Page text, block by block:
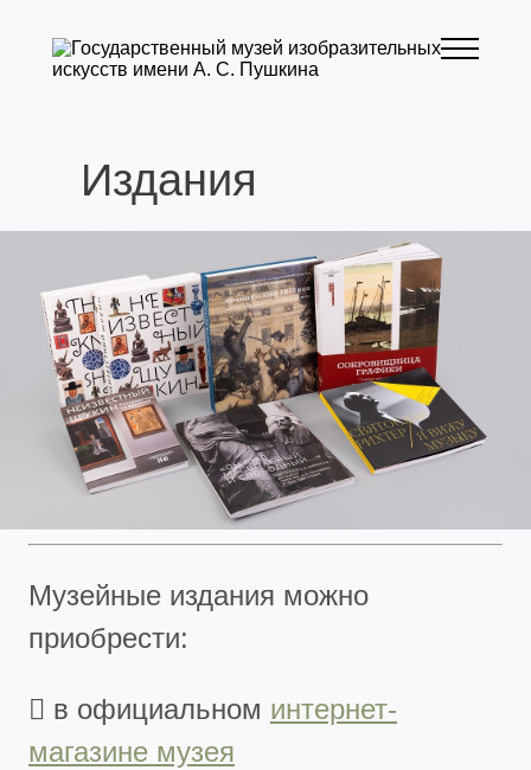
Издания
Музейные издания можно
приобрести:
 в официальном интернет-
магазине музея